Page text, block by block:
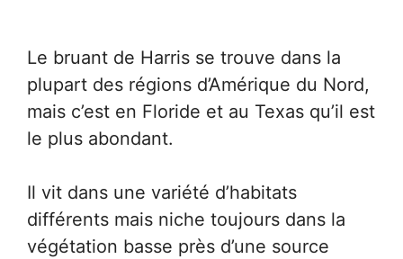
Le bruant de Harris se trouve dans la
plupart des régions d’Amérique du Nord,
mais c’est en Floride et au Texas qu’il est
le plus abondant.
Il vit dans une variété d’habitats
différents mais niche toujours dans la
végétation basse près d’une source